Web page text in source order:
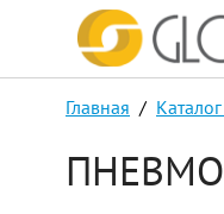
Главная /